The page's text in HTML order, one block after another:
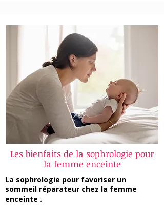
Les bienfaits de la sophrologie pour
la femme enceinte
La sophrologie pour favoriser un
sommeil réparateur chez la femme
enceinte .